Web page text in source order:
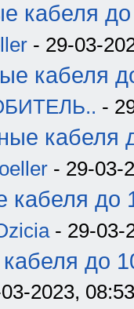
кабеля до
- 29-03-
кабеля
-
кабеля
- 29-03-
до
- 29-03-
до
2023, 08:53